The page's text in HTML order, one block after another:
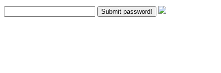
Submit password!